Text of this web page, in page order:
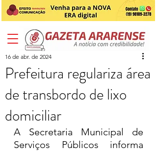
Prefeitura regulariza área
de transbordo de lixo
domiciliar
16 de abr. de 2024
A Secretaria Municipal de
Serviços Públicos informa